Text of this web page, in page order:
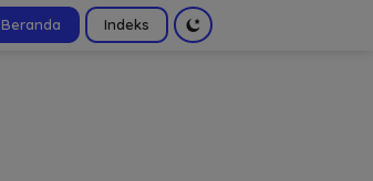
Beranda Indeks